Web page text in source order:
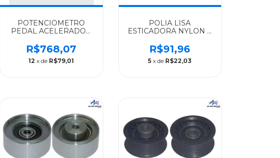
POTENCIOMETRO
PEDAL ACELERADOR
SERIE 4 ONIBUS -
1496308
R$768,07
12 x de R$79,01
POLIA LISA
ESTICADORA NYLON C
ALGOMAIS TODOS S4 E
P/G/R - 1858885
R$91,96
5 x de R$22,03